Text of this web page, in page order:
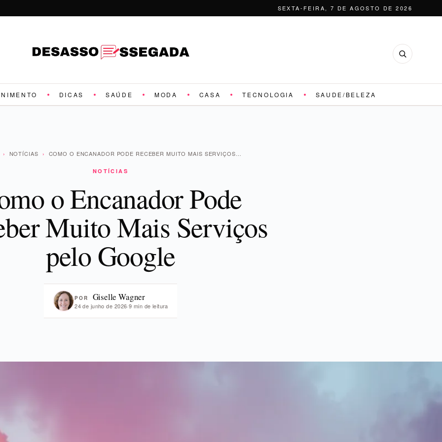
SEXTA-FEIRA, 7 DE AGOSTO DE 2026
DICAS SAÚDE MODA CASA TECNOLOGIA SAUDE/BELEZA
› NOTÍCIAS › COMO O ENCANADOR PODE RECEBER MUITO MAIS SERVIÇOS…
NOTÍCIAS
o Encanador Pode
Muito Mais Serviços
pelo Google
POR Giselle Wagner
24 de junho de 2026·9 min de leitura